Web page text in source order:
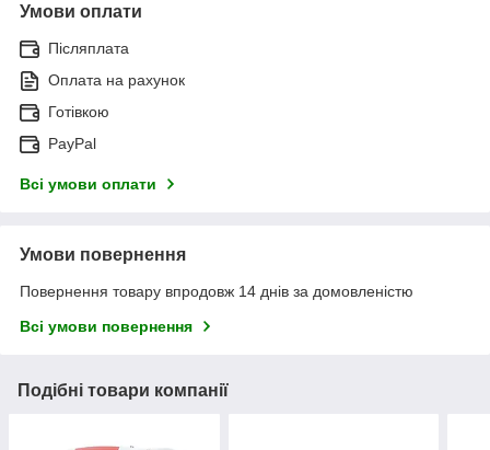
Умови оплати
Післяплата
Оплата на рахунок
Готівкою
PayPal
Всі умови оплати
Умови повернення
Повернення товару впродовж 14 днів за домовленістю
Всі умови повернення
Подібні товари компанії